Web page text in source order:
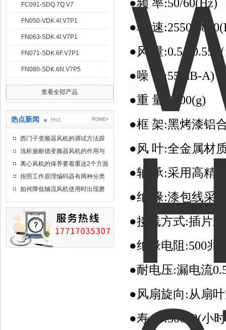
FC091-SDQ.7Q.V7
FN050-VDK.4I.V7P1
FN063-SDK.4I.V7P1
FN071-SDK.6F.V7P1
FN080-SDK.6N.V7P5
查看全部产品
热点新闻 Hot ROME+
西门子变频器风机的调试方法跟
步骤
浅析施耐德变频器风机的作用与
意义所在
离心风机的保养要着重这2个方面
按照工作原理编码器有两种分类
如何降低轴流风机使用时出现磨
●频 率:50/
●转 速:2550/
●风 量:0.54/0.55
●噪 音:55(dB-
●重 量:2100(g)
●框 架:黑烤漆铝
●风 叶:全金属材
●轴 承:采用高精
●绝 缘:漆包线采
●接线方式:插片
●绝缘电阻:500兆
●耐电压:漏电流
●风扇旋向:从扇
●寿 命:50000(小